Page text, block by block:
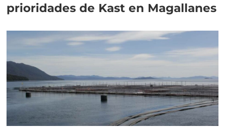
prioridades de Kast en Magallanes